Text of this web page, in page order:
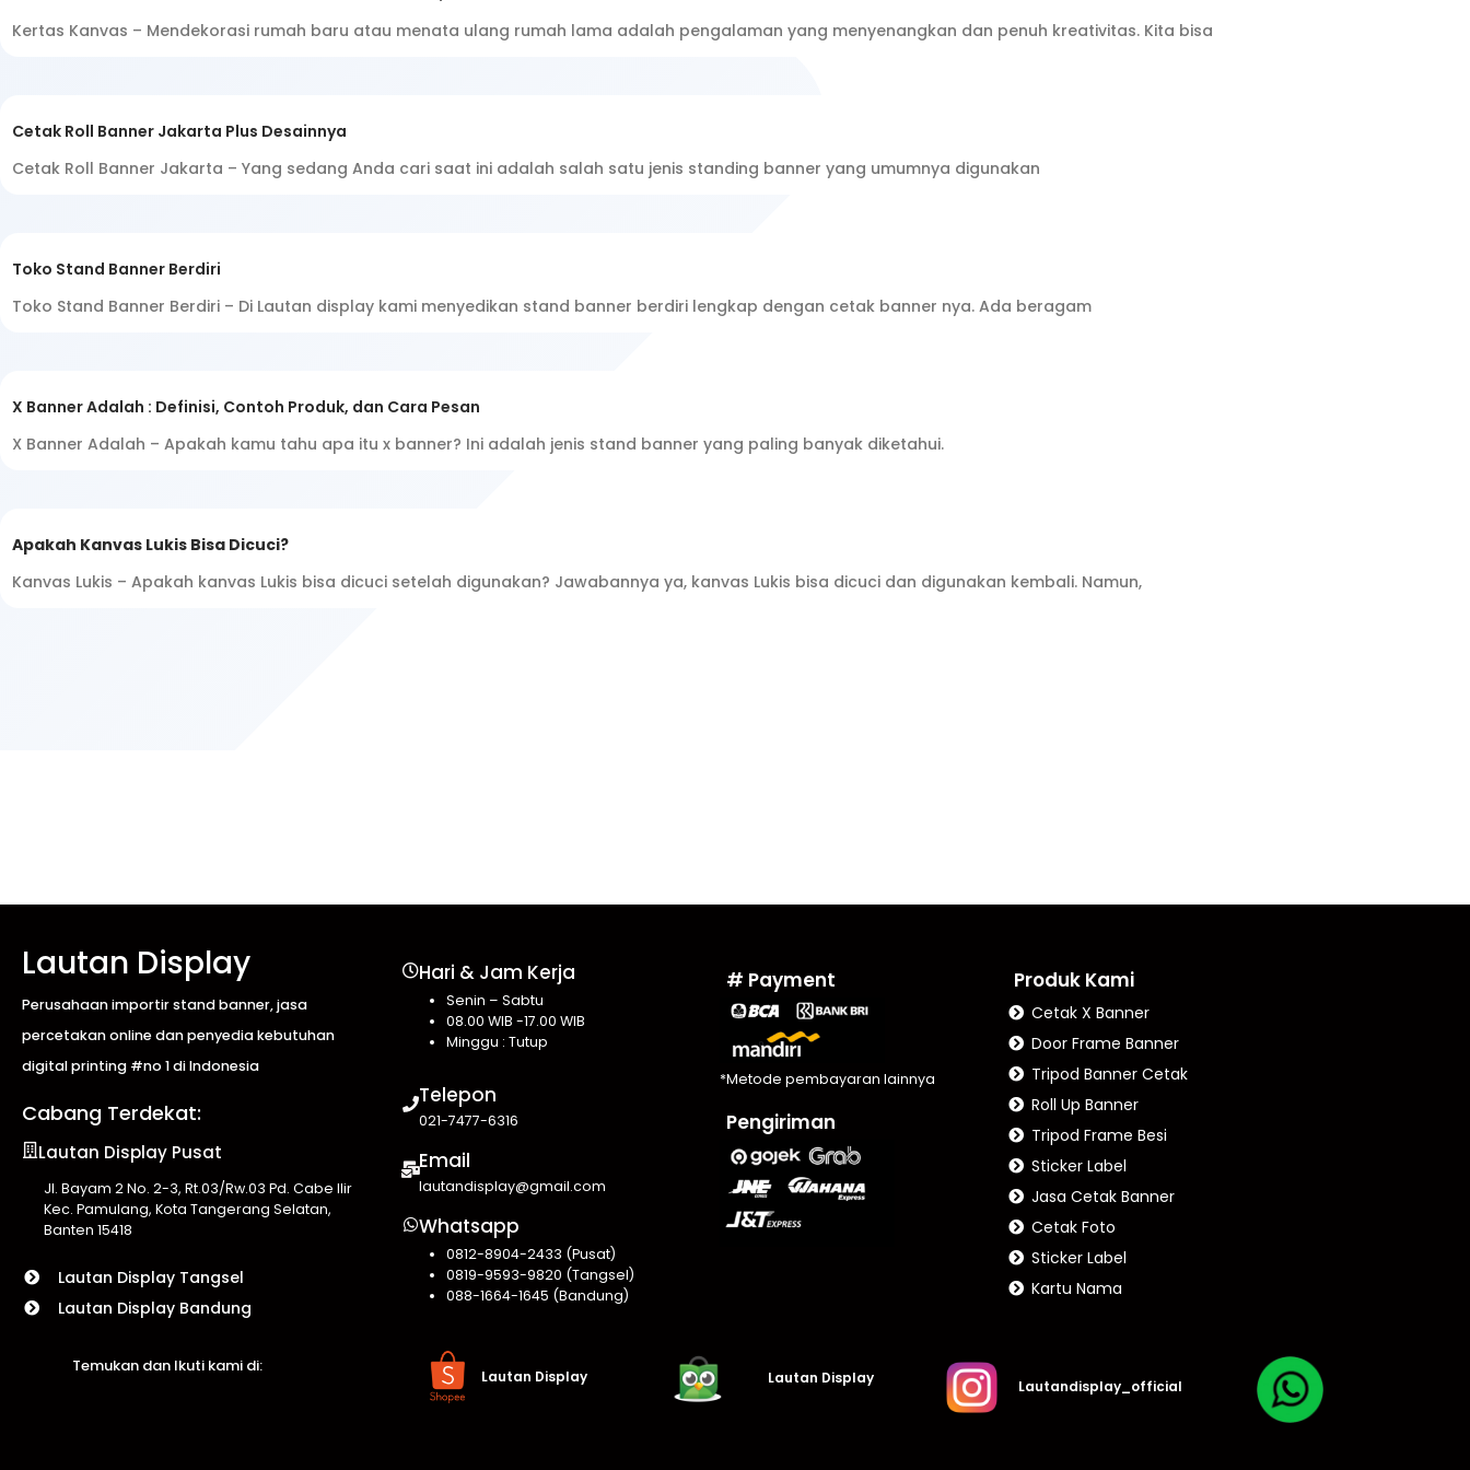
Kertas Kanvas – Mendekorasi rumah baru atau menata ulang rumah lama adalah pengalaman yang menyenangkan dan penuh kreativitas. Kita bisa
Cetak Roll Banner Jakarta Plus Desainnya
Cetak Roll Banner Jakarta – Yang sedang Anda cari saat ini adalah salah satu jenis standing banner yang umumnya digunakan
Toko Stand Banner Berdiri
Toko Stand Banner Berdiri – Di Lautan display kami menyedikan stand banner berdiri lengkap dengan cetak banner nya. Ada beragam
X Banner Adalah : Definisi, Contoh Produk, dan Cara Pesan
X Banner Adalah – Apakah kamu tahu apa itu x banner? Ini adalah jenis stand banner yang paling banyak diketahui.
Apakah Kanvas Lukis Bisa Dicuci?
Kanvas Lukis – Apakah kanvas Lukis bisa dicuci setelah digunakan? Jawabannya ya, kanvas Lukis bisa dicuci dan digunakan kembali. Namun,
Lautan Display
Perusahaan importir stand banner, jasa
percetakan online dan penyedia kebutuhan
digital printing #no 1 di Indonesia
Cabang Terdekat:
Lautan Display Pusat
Jl. Bayam 2 No. 2-3, Rt.03/Rw.03 Pd. Cabe Ilir
Kec. Pamulang, Kota Tangerang Selatan,
Banten 15418
Lautan Display Tangsel
Lautan Display Bandung
Hari & Jam Kerja
Senin – Sabtu
08.00 WIB -17.00 WIB
Minggu : Tutup
Telepon
021-7477-6316
Email
lautandisplay@gmail.com
Whatsapp
0812-8904-2433 (Pusat)
0819-9593-9820 (Tangsel)
088-1664-1645 (Bandung)
# Payment
*Metode pembayaran lainnya
Pengiriman
Produk Kami
Cetak X Banner
Door Frame Banner
Tripod Banner Cetak
Roll Up Banner
Tripod Frame Besi
Sticker Label
Jasa Cetak Banner
Cetak Foto
Sticker Label
Kartu Nama
Temukan dan Ikuti kami di:
Lautan Display Lautan Display
Lautandisplay_official